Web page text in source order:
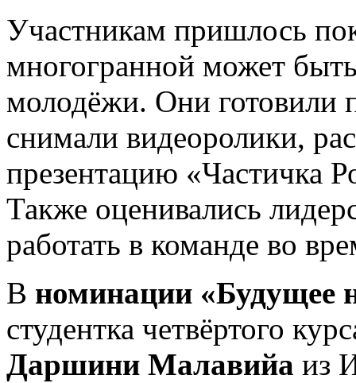
Участникам пришлось
многогранной может
молодёжи. Они готовили
снимали видеоролики,
презентацию «Частичка
Также оценивались
работать в команде во
В номинации «Будущее
студентка четвёртого
Даршини Малавийа из